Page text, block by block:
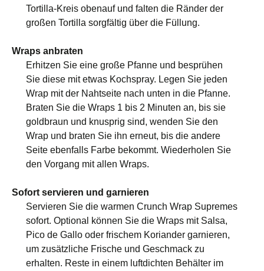
Tortilla-Kreis obenauf und falten die Ränder der
großen Tortilla sorgfältig über die Füllung.
Wraps anbraten
Erhitzen Sie eine große Pfanne und besprühen
Sie diese mit etwas Kochspray. Legen Sie jeden
Wrap mit der Nahtseite nach unten in die Pfanne.
Braten Sie die Wraps 1 bis 2 Minuten an, bis sie
goldbraun und knusprig sind, wenden Sie den
Wrap und braten Sie ihn erneut, bis die andere
Seite ebenfalls Farbe bekommt. Wiederholen Sie
den Vorgang mit allen Wraps.
Sofort servieren und garnieren
Servieren Sie die warmen Crunch Wrap Supremes
sofort. Optional können Sie die Wraps mit Salsa,
Pico de Gallo oder frischem Koriander garnieren,
um zusätzliche Frische und Geschmack zu
erhalten. Reste in einem luftdichten Behälter im